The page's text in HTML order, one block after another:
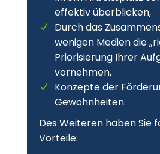
effektiv überblicken,
Durch das
wenigen Medien die
Priorisierung Ihrer
vornehmen,
Konzepte der
Gewohnheiten.
Des Weiteren haben Sie
Vorteile: